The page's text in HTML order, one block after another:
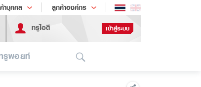
าบุคคล ลูกค้าองค์กร
เทรนด์เทคโนโลยี
ทรูไอดี เข้าสู่ระบบ
รูพอยท์